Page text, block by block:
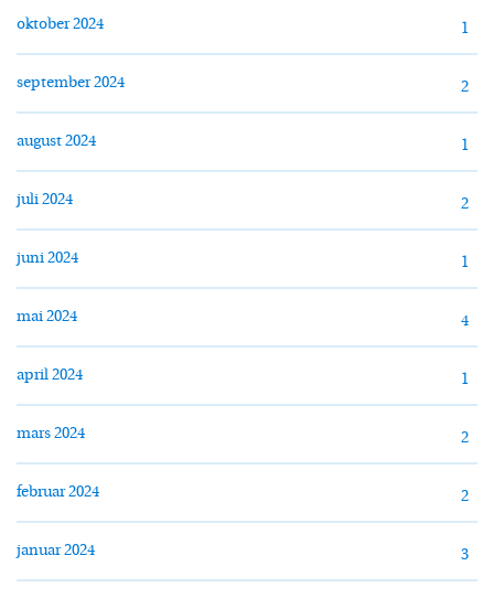
oktober 2024 1
september 2024 2
august 2024 1
juli 2024 2
juni 2024 1
mai 2024 4
april 2024 1
mars 2024 2
februar 2024 2
januar 2024 3